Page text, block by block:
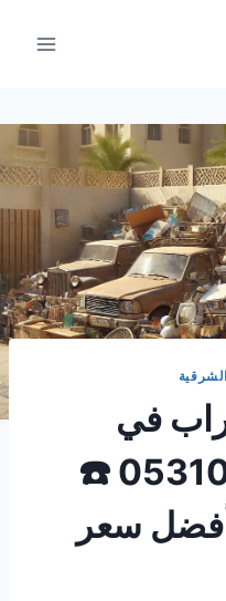
في
القطيف 0531013413 ☎️
سعر